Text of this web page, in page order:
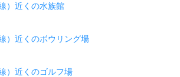
）近くの水族館
）近くのボウリング場
）近くのゴルフ場